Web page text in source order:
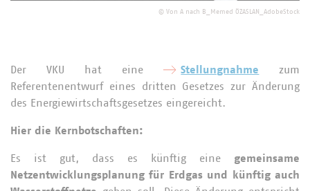
© Von A nach B_Memed ÖZASLAN_AdobeStock
Der VKU hat eine Stellungnahme zum
Referentenentwurf eines dritten Gesetzes zur Änderung
des Energiewirtschaftsgesetzes eingereicht.
Hier die Kernbotschaften:
Es ist gut, dass es künftig eine gemeinsame
Netzentwicklungsplanung für Erdgas und künftig auch